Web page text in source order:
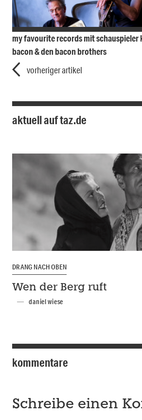
my favourite records mit schauspieler
bacon & den bacon brothers
vorheriger artikel
aktuell auf taz.de
DRANG NACH OBEN
Wen der Berg ruft
daniel wiese
kommentare
Schreibe einen